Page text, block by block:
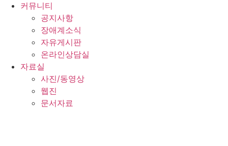
커뮤니티
공지사항
장애계소식
자유게시판
온라인상담실
자료실
사진/동영상
웹진
문서자료